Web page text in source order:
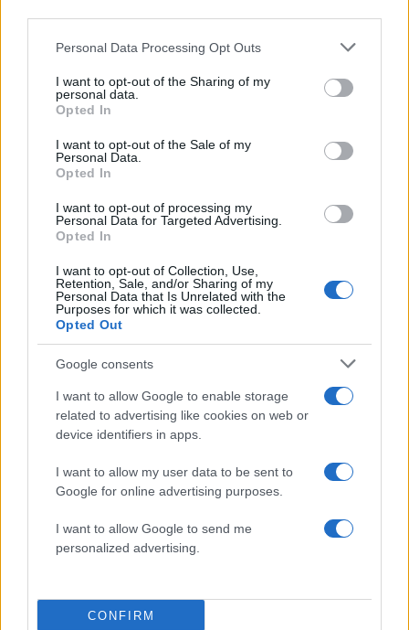
Please note that this website/app uses one or more Google
not limited to your visit or usage behaviour. You may click to
grant or deny consent to Google and its third-party tags to
use your data for below specified purposes in below Google
consent section.
Personal Data Processing Opt Outs
I want to opt-out of the Sharing of my
personal data.
Opted In
I want to opt-out of the Sale of my
Personal Data.
Opted In
I want to opt-out of processing my
Personal Data for Targeted Advertising.
Opted In
I want to opt-out of Collection, Use,
Retention, Sale, and/or Sharing of my
Personal Data that Is Unrelated with the
Purposes for which it was collected.
Opted Out
Google consents
I want to allow Google to enable storage
related to advertising like cookies on web or
device identifiers in apps.
I want to allow my user data to be sent to
Google for online advertising purposes.
I want to allow Google to send me
personalized advertising.
CONFIRM
1 Σοκαριστική υπόθεση στην Κρήτη:
να ασελγήσει σε 10χρονο κορίτσι - Το παιδί
καθόταν αμέριμνο σε αυλή επιχείρησης
Δεν ήταν μόνο η ταχύτητα που οδήγησε
στο τροχαίο στις Σέρρες με νεκρούς μητέρα
και γιο - «Ίσως κάτι απέσπασε την προσοχή
του οδηγού» λέει πραγματογνώμονας
Μυστράς: Αλλαγή στην υπερασπιστική
γραμμή του 55χρονου που έκρυψε τον
νεκρό πατέρα του σε καταψύκτη – Η
αγάπη στους γονείς και η διαφωνία με την
αδερφή του
από την Ίμπιζα με τον Δημήτρη
Σπυριδωνίδη
Τραγωδία στις Σέρρες: «Τα έχασα όλα, κάτι
με τράβαγε στην καρδιά μου», λέει ο
τροχαίο
Πιο σχολιασμένα
Marfin: Η 46χρονη πήρε προθεσμία για
να απολογηθεί την Τρίτη – «Είναι αθώα,
συμμετείχε στη διαδήλωση όπως και
Βγήκαν ξανά τα μαχαίρια στην Ελπίδα
71 Μεταφορές χρημάτων: Πότε μπορεί να